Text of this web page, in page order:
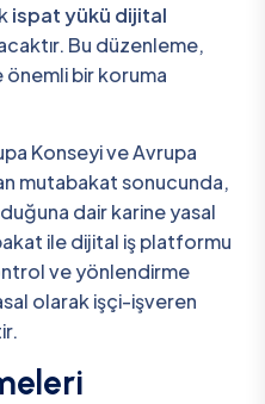
ispat yükü dijital
Bu düzenleme,
önemli bir koruma
Konseyi ve Avrupa
mutabakat sonucunda,
dair karine yasal
ile dijital iş platformu
ve yönlendirme
olarak işçi-işveren